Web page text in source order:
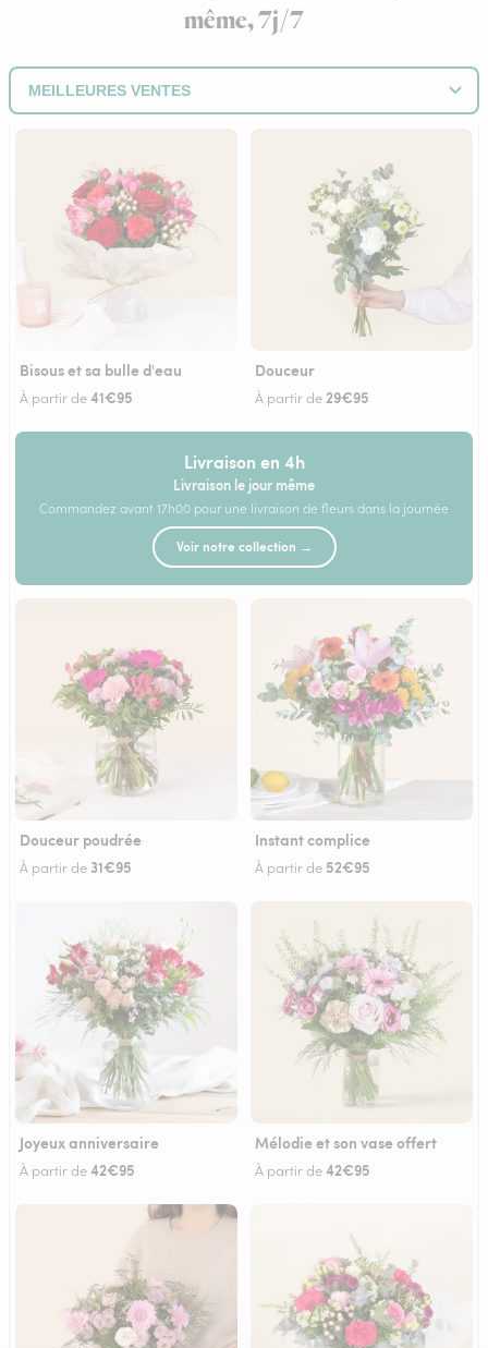
même, 7j/7
Bisous et sa bulle d'eau
À partir de41€95
Douceur
À partir de29€95
Livraison en 4h
Livraison le jour même
Commandez avant 17h00 pour une livraison de fleurs dans la journée
Voir notre collection →
Douceur poudrée
À partir de 31€95
Instant complice
À partir de 52€95
Joyeux anniversaire
À partir de42€95
Mélodie et son vase offert
À partir de42€95